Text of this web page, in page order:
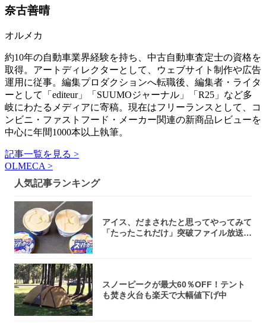
奈古善晴
オルメカ
約10年の自動車業界経験を持ち、中古自動車査定士の資格を
取得。アートディレクターとして、ウェブサイト制作や広告
運用に従事。編集プロダクションへ転職後、編集者・ライタ
ーとして「editeur」「SUUMOジャーナル」「R25」など多
岐にわたるメディアに寄稿。現在はフリーランスとして、コ
ンビニ・ファストフード・メーカー関連の新商品レビューを
中心に年間1000本以上執筆。
記事一覧を見る >
OLMECA >
人気記事ランキング
アイス、だまされたと思ってやってみて
「たったこれだけ」突破ファイル放送で
スノーピークが最大60％OFF！テント
も焚き火台も楽天で大幅値下げ中